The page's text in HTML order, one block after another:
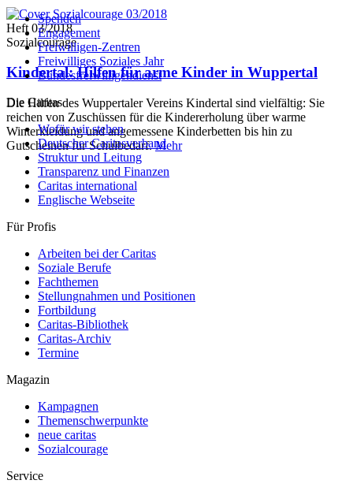
Heft 03/2018
Sozialcourage
Kindertal: Hilfen für arme Kinder in Wuppertal
Die Hilfen des Wuppertaler Vereins Kindertal sind vielfältig: Sie
reichen von Zuschüssen für die Kindererholung über warme
Winterkleidung und angemessene Kinderbetten bis hin zu
Gutscheinen für Schulbedarf.Mehr
Spenden
Engagement
Freiwilligen-Zentren
Freiwilliges Soziales Jahr
Bundesfreiwilligendienst
Die Caritas
Wofür wir stehen
Deutscher Caritasverband
Struktur und Leitung
Transparenz und Finanzen
Caritas international
Englische Webseite
Für Profis
Arbeiten bei der Caritas
Soziale Berufe
Fachthemen
Stellungnahmen und Positionen
Fortbildung
Caritas-Bibliothek
Caritas-Archiv
Termine
Magazin
Kampagnen
Themenschwerpunkte
neue caritas
Sozialcourage
Service